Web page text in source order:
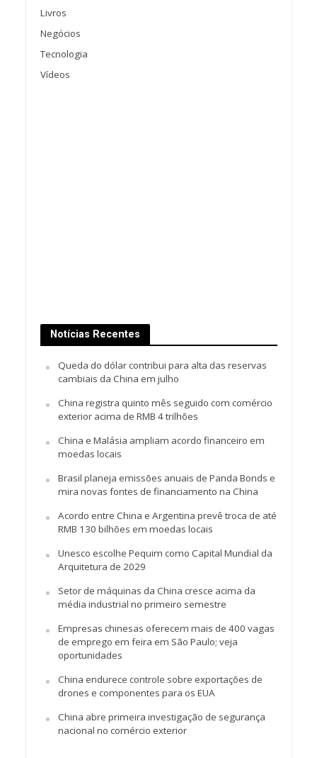
Livros
Negócios
Tecnologia
Vídeos
Notícias Recentes
Queda do dólar contribui para alta das reservas
cambiais da China em julho
China registra quinto mês seguido com comércio
exterior acima de RMB 4 trilhões
China e Malásia ampliam acordo financeiro em
moedas locais
Brasil planeja emissões anuais de Panda Bonds e
mira novas fontes de financiamento na China
Acordo entre China e Argentina prevê troca de até
RMB 130 bilhões em moedas locais
Unesco escolhe Pequim como Capital Mundial da
Arquitetura de 2029
Setor de máquinas da China cresce acima da
média industrial no primeiro semestre
Empresas chinesas oferecem mais de 400 vagas
de emprego em feira em São Paulo; veja
oportunidades
China endurece controle sobre exportações de
drones e componentes para os EUA
China abre primeira investigação de segurança
nacional no comércio exterior